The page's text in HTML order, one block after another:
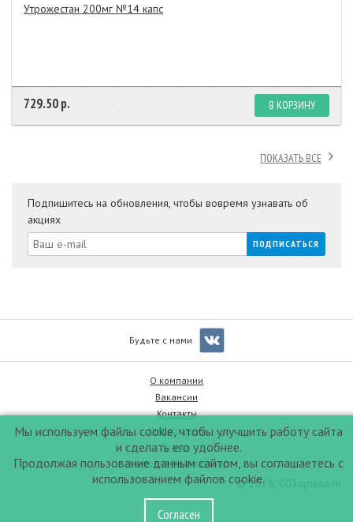
Утрожестан 200мг №14 капс
729.50 р. В КОРЗИНУ
ПОКАЗАТЬ ВСЕ
Подпишитесь на обновления, чтобы вовремя узнавать об
акциях
Будьте с нами
О компании
Вакансии
Контакты
Информация
Статьи
Правовая информация
© 2026, 003apteka.ru
Мы используем файлы cookie, чтобы улучшить работу сайта
и сделать его удобнее.
Продолжая пользование данным сайтом, вы соглашаетесь с
использованием файлов cookie.
Согласен